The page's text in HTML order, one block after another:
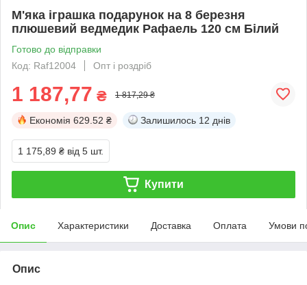
М'яка іграшка подарунок на 8 березня
плюшевий ведмедик Рафаель 120 см Білий
Готово до відправки
Код: Raf12004
Опт і роздріб
1 187,77 ₴ 1 817,29 ₴
Економія 629.52 ₴ Залишилось 12 днів
1 175,89 ₴ від 5 шт.
Купити
Опис Характеристики Доставка Оплата Умови
Опис